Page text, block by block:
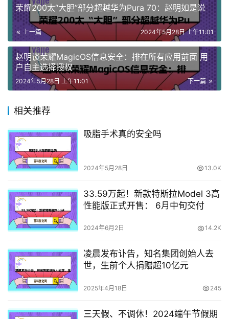
荣耀200太“大胆”部分超越华为Pura 70：赵明如是说
上一篇 2024年5月28日 上午11:01
赵明谈荣耀MagicOS信息安全：排在所有应用前面 用
户自主选择授权
下一篇
2024年5月28日 上午11:01
相关推荐
吸脂手术真的安全吗
2024年5月28日 13.0K
33.59万起！新款特斯拉Model 3高
性能版正式开售： 6月中旬交付
2024年6月2日 14.2K
凌晨发布讣告，知名集团创始人去
世，生前个人捐赠超10亿元
2025年4月18日 245
三天假、不调休！2024端午节假期